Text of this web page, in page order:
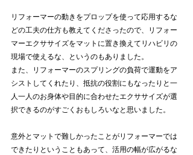
リフォーマーの動きをプロップを使って応用するな
どの工夫の仕方も教えてくださったので、リフォー
マーエクササイズをマットに置き換えてリハビリの
現場で使えるな、というのもありました。
また、リフォーマーのスプリングの負荷で運動をア
シストしてくれたり、抵抗の役割にもなったりと一
人一人のお身体や目的に合わせたエクササイズが選
択できるのがすごくおもしろいなと思いました。
意外とマットで難しかったことがリフォーマーでは
できたりということもあって、活用の幅が広がるな